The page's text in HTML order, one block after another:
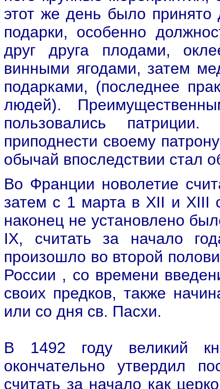
этот же день было принято
подарки, особенно
друг друга плодами,
винными ягодами, затем
подарками, (последнее
людей).
пользовались
приподнести своему
обычай впоследствии стал
Во Франции новолетие
затем с 1 марта в XII и XIII
наконец не установлено
IX, считать за начало
произошло во второй
России , со времени
своих предков, также
или со дня св. Пасхи.
В 1492 году великий
окончательно утвердил
считать за начало как